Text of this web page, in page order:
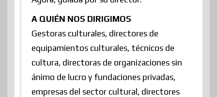
A QUIÉN NOS DIRIGIMOS
Gestoras culturales, directores de
equipamientos culturales, técnicos de
cultura, directoras de organizaciones sin
ánimo de lucro y fundaciones privadas,
empresas del sector cultural, directores